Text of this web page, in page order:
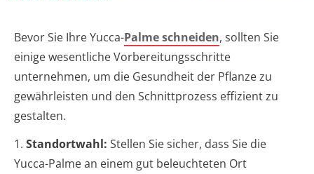
Bevor Sie Ihre Yucca-Palme schneiden, sollten Sie
einige wesentliche Vorbereitungsschritte
unternehmen, um die Gesundheit der Pflanze zu
gewährleisten und den Schnittprozess effizient zu
gestalten.
1. Standortwahl: Stellen Sie sicher, dass Sie die
Yucca-Palme an einem gut beleuchteten Ort